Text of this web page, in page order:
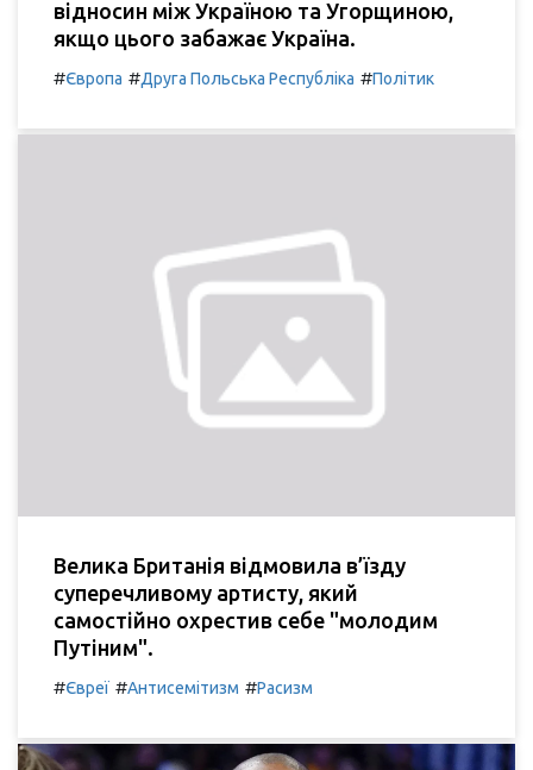
відносин між Україною та Угорщиною,
якщо цього забажає Україна.
#Європа #Друга Польська Республіка #Політик
Велика Британія відмовила в’їзду
суперечливому артисту, який
самостійно охрестив себе "молодим
Путіним".
#Євреї #Антисемітизм #Расизм